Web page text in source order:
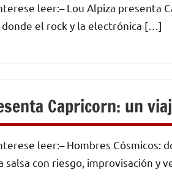
leer:– Lou Alpiza presenta
donde el rock y la electrónica […]
Capricorn: un
leer:– Hombres Cósmicos:
salsa con riesgo, improvisación y